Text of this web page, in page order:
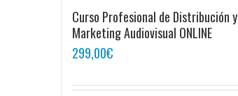
Curso Profesional de Distribución y
Marketing Audiovisual ONLINE
299,00€